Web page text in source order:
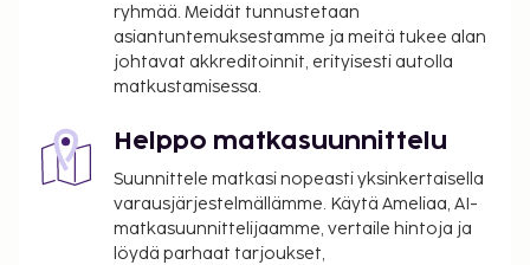
ympäri vuorokauden auki oleva business center ja
ympäri vuorokauden auki oleva vastaanotto.
Palveluihin kuuluu ilmainen pysäköinti. Seuraavat
palvelut ovat saatavilla: ympäri vuorokauden auki
oleva kuntokeskus, ilmainen langaton
internetyhteys ja televisio yleisissä tiloissa. Ilmainen
mannermainen aamiainen tarjoillaan päivittäin klo
Majoituspaikka veloittaa seuraavat paikan päällä
ryhmää. Meidät tunnustetaan
asiantuntemuksestamme ja meitä tukee alan
johtavat akkreditoinnit, erityisesti autolla
matkustamisessa.
Helppo matkasuunnittelu
Suunnittele matkasi nopeasti yksinkertaisella
varausjärjestelmällämme. Käytä Ameliaa, AI-
matkasuunnittelijaamme, vertaile hintoja ja
löydä parhaat tarjoukset,